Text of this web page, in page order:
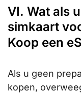
VI. Wat als
simkaart
Koop een
Als u geen
kopen,